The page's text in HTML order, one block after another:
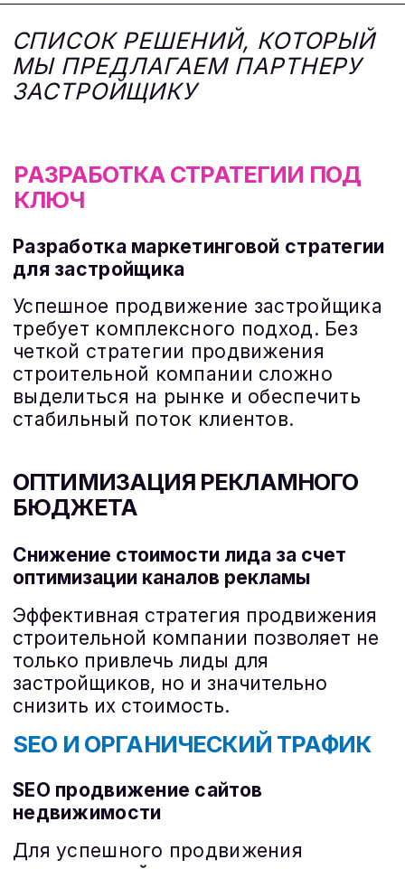
ТАК ВЫГЛЯДИТ МАРКЕТИНГОВАЯ
СТРАТЕГИЯ ЗАСТРОЙЩИКА,
УВЕРЕННОГО В ЗАВТРАШНЕМ ДНЕ,
СМОТРЯЩЕГО И МЫСЛЯЩЕГО
СТРАТЕГИЧЕСКИ ВДОЛГУЮ
ПОЛУЧИТЬ ПРЕДЛОЖЕНИЕ